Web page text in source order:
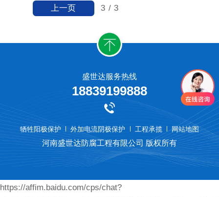
燃气管道多为埋地管道，主要用于输送油和气，到......
3 / 3
上一页
盛世达服务热线
18839199888
牺牲阳极保护 外加电流阴极保护 工程承揽 网站地图
河南盛世达防腐工程有限公司 版权所有
https://affim.baidu.com/cps/chat?